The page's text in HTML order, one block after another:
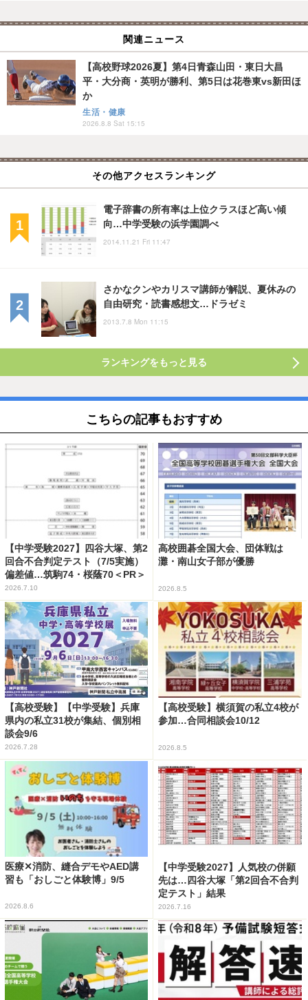
関連ニュース
【高校野球2026夏】第4日青森山田・東日大昌
平・大分商・英明が勝利、第5日は花巻東vs新田ほ
か
生活・健康
2026.8.8 Sat 15:15
その他アクセスランキング
電子辞書の所有率は上位クラスほど高い傾
向…中学受験の浜学園調べ
2014.11.21 Fri 11:47
さかなクンやカリスマ講師が解説、夏休みの
自由研究・読書感想文…ドラゼミ
2013.7.8 Mon 11:15
ランキングをもっと見る
こちらの記事もおすすめ
【中学受験2027】四谷大塚、第2
回合不合判定テスト（7/5実施）
偏差値…筑駒74・桜蔭70＜PR＞
2026.7.10
高校囲碁全国大会、団体戦は
灘・南山女子部が優勝
2026.8.5
【高校受験】【中学受験】兵庫
県内の私立31校が集結、個別相
談会9/6
2026.7.28
【高校受験】横須賀の私立4校が
参加…合同相談会10/12
2026.8.5
医療✕消防、縫合デモやAED講
習も「おしごと体験博」9/5
2026.8.6
【中学受験2027】人気校の併願
先は…四谷大塚「第2回合不合判
定テスト」結果
2026.7.16